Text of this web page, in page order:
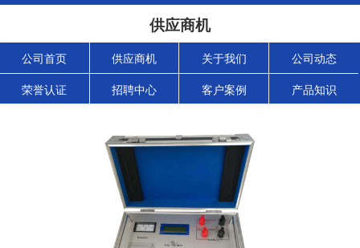
供应商机
公司首页 供应商机 关于我们 公司动态
荣誉认证 招聘中心 客户案例 产品知识